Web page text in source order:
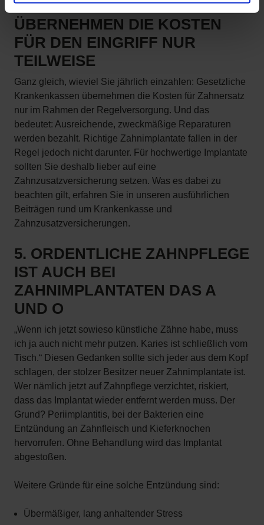
4. KRANKENKASSEN
ÜBERNEHMEN DIE KOSTEN
FÜR DEN EINGRIFF NUR
TEILWEISE
Ganz gleich, wieviel Sie jährlich einzahlen: Gesetzliche
Krankenkassen übernehmen die Kosten für Zahnersatz
nur im Rahmen der Regelversorgung. Und das
bedeutet: Ausreichende, zweckmäßige Reparaturen
werden bezahlt. Richtige Zahnimplantate fallen in der
Regel jedoch nicht darunter. Für hochwertige Implantate
sollten Sie deshalb lieber auf eine
Zahnzusatzversicherung setzen. Was es dabei zu
beachten gilt, erfahren Sie in unseren ausführlichen
Beiträgen rund um Krankenkasse und
Zahnzusatzversicherungen.
5. ORDENTLICHE ZAHNPFLEGE
IST AUCH BEI
ZAHNIMPLANTATEN DAS A
UND O
„Wenn ich jetzt sowieso künstliche Zähne habe, muss
ich ja auch nicht mehr putzen. Karies ist schließlich vom
Tisch.“ Diesen Gedanken sollte sich jeder aus dem Kopf
schlagen, der stolzer Besitzer neuer Zahnimplantate ist.
Wer nämlich jetzt auf Zahnpflege verzichtet, riskiert,
dass das Implantat wieder entfernt werden muss. Der
Grund? Periimplantitis, bei der Bakterien eine
Entzündung an Zahnfleisch und Kieferknochen
hervorrufen. Ohne Behandlung wird das Implantat
abgestoßen.
Weitere Gründe für eine solche Entzündung sind:
Übermäßiger, lang anhaltender Stress